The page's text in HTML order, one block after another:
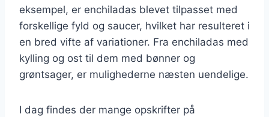
eksempel, er enchiladas blevet tilpasset med
forskellige fyld og saucer, hvilket har resulteret i
en bred vifte af variationer. Fra enchiladas med
kylling og ost til dem med bønner og
grøntsager, er mulighederne næsten uendelige.
I dag findes der mange opskrifter på